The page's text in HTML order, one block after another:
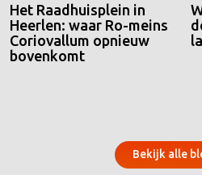
Het Raadhuisplein in
Heerlen: waar Ro-meins
Coriovallum opnieuw
bovenkomt
Bekijk alle